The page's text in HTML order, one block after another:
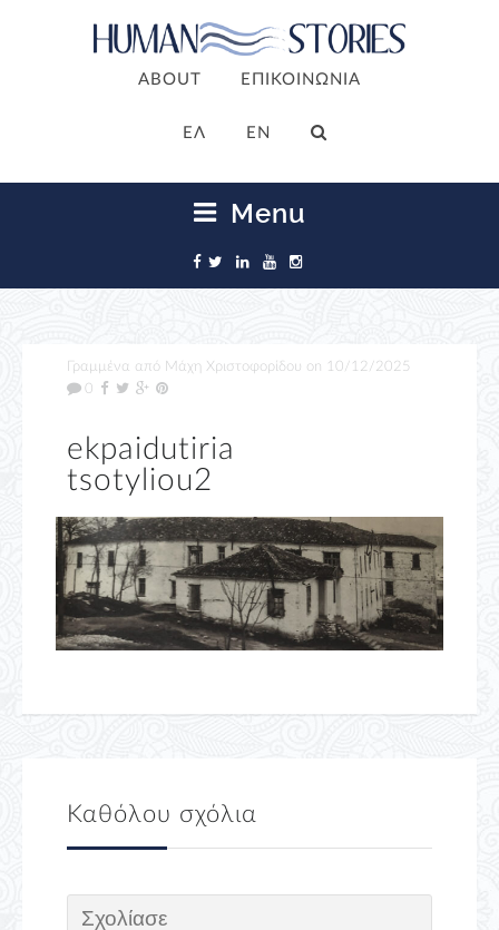
ABOUT ΕΠΙΚΟΙΝΩΝΙΑ
ΕΛ EN
Menu
Γραμμένα από Μάχη Χριστοφορίδου on 10/12/2025
0
ekpaidutiria
tsotyliou2
Καθόλου σχόλια